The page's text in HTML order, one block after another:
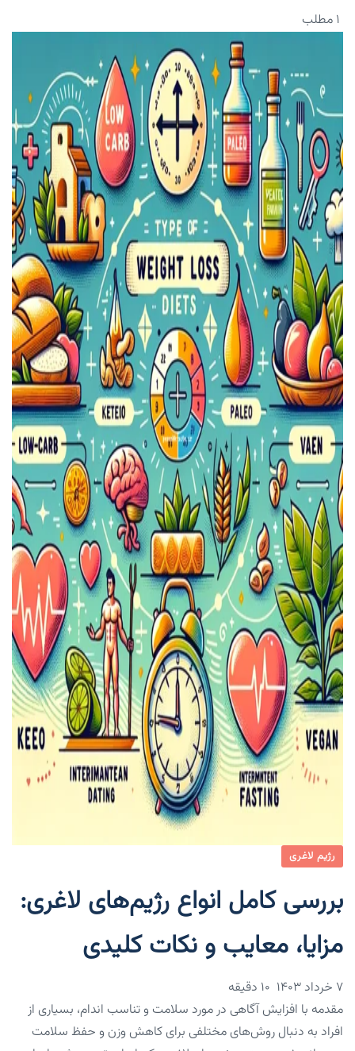
۱ مطلب
رژیم لاغری
بررسی کامل انواع رژیم‌های لاغری:
مزایا، معایب و نکات کلیدی
۷ خرداد ۱۴۰۳
مقدمه با افزایش آگاهی در مورد سلامت و تناسب اندام، بسیاری از
افراد به دنبال روش‌های مختلفی برای کاهش وزن و حفظ سلامت